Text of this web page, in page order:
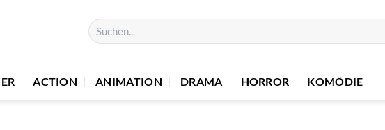
Suchen
nach:
ACTION ANIMATION DRAMA HORROR KOMÖDIE